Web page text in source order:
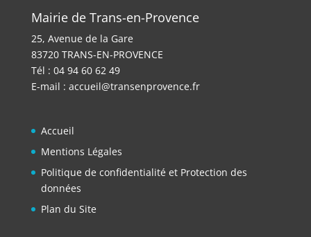
Mairie de Trans-en-Provence
25, Avenue de la Gare
83720 TRANS-EN-PROVENCE
Tél : 04 94 60 62 49
E-mail : accueil@transenprovence.fr
Accueil
Mentions Légales
Politique de confidentialité et Protection des
données
Plan du Site